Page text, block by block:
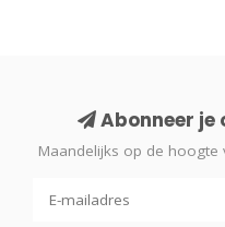
Abonneer je
Maandelijks op de hoogte